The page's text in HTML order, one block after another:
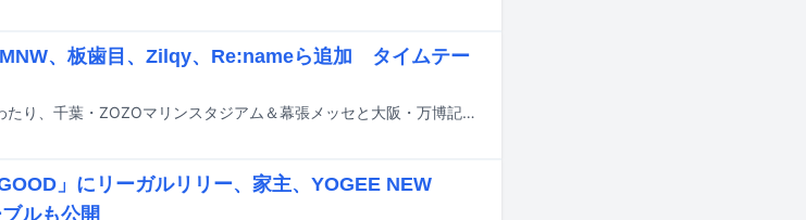
、板歯目、Zilqy、Re:nameら追加 タイムテー
8月14日から16日までの3日間にわたり、千葉・ZOZOマリンスタジアム＆幕張メッセと大阪・万博記念公園で行われる音楽フェスティバル「SUMMER SONIC 2026」の追加出演アーティストが発表された。
」にリーガルリリー、家主、YOGEE NEW
ルも公開